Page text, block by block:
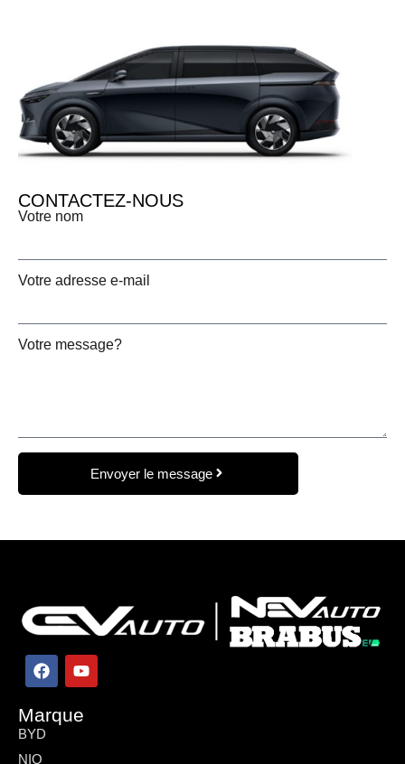
CONTACTEZ-NOUS
Votre nom
Votre adresse e-mail
Votre message?
Envoyer le message
Marque
BYD
NIO